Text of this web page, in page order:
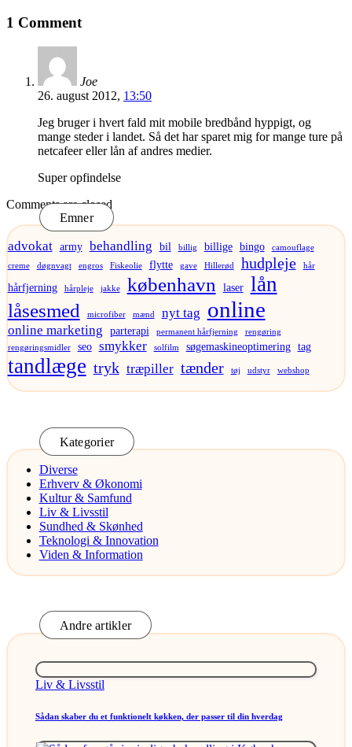
1 Comment
Joe
26. august 2012, 13:50
Jeg bruger i hvert fald mit mobile bredbånd hyppigt, og
mange steder i landet. Så det har sparet mig for mange ture på
netcafeer eller lån af andres medier.
Super opfindelse
Comments are closed
Emner
advokat army behandling bil billig billige bingo camouflage
creme døgnvagt engros Fiskeolie flytte gave Hillerød hudpleje hår
hårfjerning hårpleje jakke københavn laser lån
låsesmed microfiber mænd nyt tag online
online marketing parterapi permanent hårfjerning
rengøring
rengøringsmidler
seo smykker solfilm søgemaskineoptimering tag
tandlæge tryk træpiller tænder tøj udstyr webshop
Kategorier
Diverse
Erhverv & Økonomi
Kultur & Samfund
Liv & Livsstil
Sundhed & Skønhed
Teknologi & Innovation
Viden & Information
Andre artikler
Posted
Liv & Livsstil
Sådan skaber du et funktionelt køkken, der passer til din hverdag